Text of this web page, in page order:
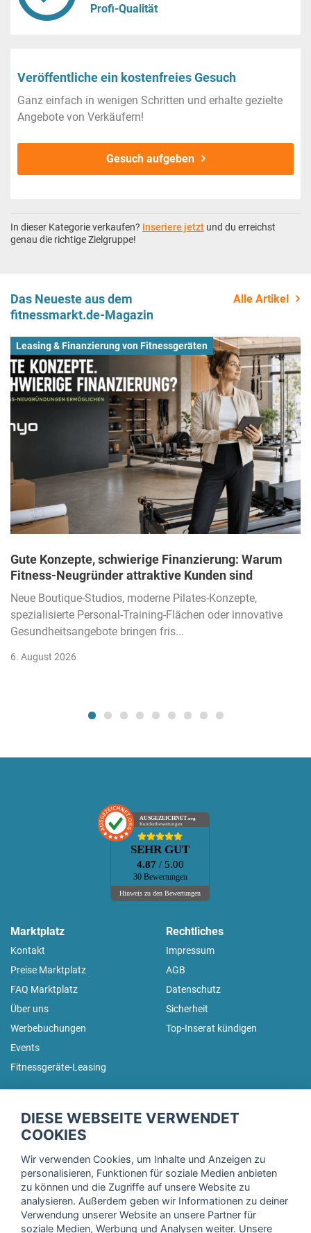
Profi-Qualität
Veröffentliche ein kostenfreies Gesuch
Ganz einfach in wenigen Schritten und erhalte gezielte
Angebote von Verkäufern!
Gesuch aufgeben
In dieser Kategorie verkaufen? Inseriere jetzt und du erreichst
genau die richtige Zielgruppe!
Das Neueste aus dem
fitnessmarkt.de-Magazin
Alle Artikel
Leasing & Finanzierung von Fitnessgeräten
Gute Konzepte, schwierige Finanzierung: Warum
Fitness-Neugründer attraktive Kunden sind
Neue Boutique-Studios, moderne Pilates-Konzepte,
spezialisierte Personal-Training-Flächen oder innovative
Gesundheitsangebote bringen fris...
6. August 2026
AUSGEZEICHNET.org
Kundenbewertungen
SEHR GUT
4.87 / 5.00
30 Bewertungen
Hinweis zu den Bewertungen
Marktplatz
Kontakt
Preise Marktplatz
FAQ Marktplatz
Über uns
Werbebuchungen
Events
Fitnessgeräte-Leasing
Rechtliches
Impressum
AGB
Datenschutz
Sicherheit
Top-Inserat kündigen
Trage dich hier für unseren Newsletter ein und erhalte regelmäßig
Ich stimme der Verarbeitung meiner Daten, wie in der
Einwilligungserklärungder fitnessmarkt.de services GmbH
DIESE WEBSEITE VERWENDET
COOKIES
Wir verwenden Cookies, um Inhalte und Anzeigen zu
personalisieren, Funktionen für soziale Medien anbieten
zu können und die Zugriffe auf unsere Website zu
analysieren. Außerdem geben wir Informationen zu deiner
Verwendung unserer Website an unsere Partner für
soziale Medien, Werbung und Analysen weiter. Unsere